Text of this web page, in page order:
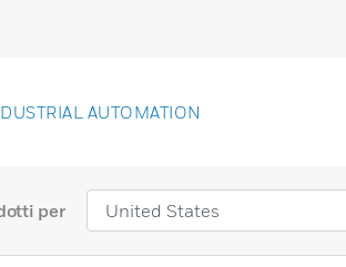
AUTOMATION
per